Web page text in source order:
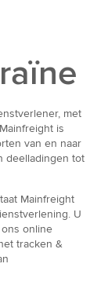
met
is
van en naar
deelladingen tot
Mainfreight
U
online
tracken &